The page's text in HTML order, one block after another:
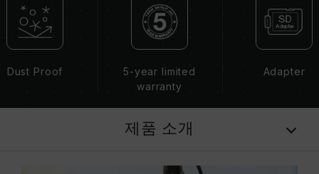
Dust Proof
5-year limited
warranty
Adapter
제품 소개